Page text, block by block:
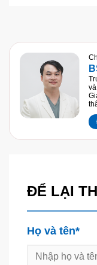
ĐỂ LẠI
Họ và tên*